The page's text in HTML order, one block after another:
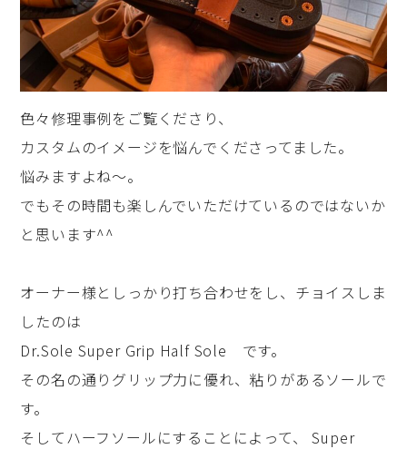
色々修理事例をご覧くださり、
カスタムのイメージを悩んでくださってました。
悩みますよね～。
でもその時間も楽しんでいただけているのではないか
と思います^^
オーナー様としっかり打ち合わせをし、チョイスしま
したのは
Dr.Sole Super Grip Half Sole です。
その名の通りグリップ力に優れ、粘りがあるソールで
す。
そしてハーフソールにすることによって、 Super